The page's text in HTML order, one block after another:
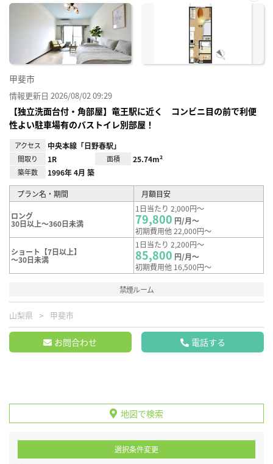
お気
甲斐市
情報更新日 2026/08/02 09:29
【独立洗面台付・角部屋】竜王駅に近く コンビニ目の前で利便
性よい駐車場有のバストイレ別部屋！
アクセス 中央本線「日野春駅」
間取り 1R 面積 25.74m²
築年数 1996年 4月 築
プラン名・期間 月額目安
ロング
30日以上～360日未満
1日当たり 2,000円～
79,800 円/月～
初期費用他 22,000円～
ショート【7日以上】
～30日未満
1日当たり 2,200円～
85,800 円/月～
初期費用他 16,500円～
禁煙ルーム
山梨県 甲斐市
お問合わせ 電話する
地図で検索
選択条件変更